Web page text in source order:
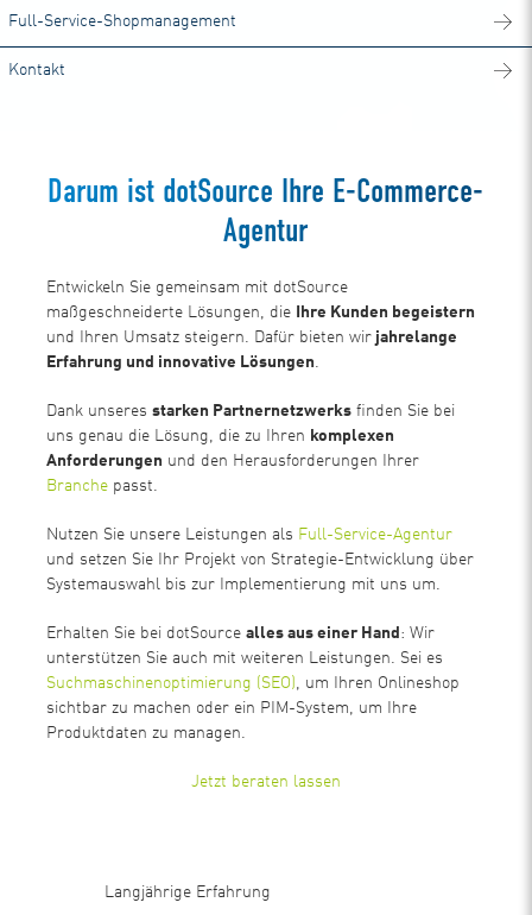
Kontakt
Full-Service-Shopmanagement
Darum ist dotSource Ihre E-Commerce-
Agentur
Entwickeln Sie gemeinsam mit dotSource
maßgeschneiderte Lösungen, die
Ihre Kunden begeistern
und Ihren Umsatz steigern. Dafür bieten wir jahrelange
Erfahrung und innovative Lösungen.
Dank unseresstarken Partnernetzwerks finden Sie bei
uns genau die Lösung, die zu Ihren komplexen
Anforderungen und den Herausforderungen Ihrer
Branche passt.
Nutzen Sie unsere Leistungen als Full-Service-Agentur
und setzen Sie Ihr Projekt von Strategie-Entwicklung über
Systemauswahl bis zur Implementierung mit uns um.
Erhalten Sie bei dotSourcealles aus einer Hand : Wir
unterstützen Sie auch mit weiteren Leistungen. Sei es
Suchmaschinenoptimierung (SEO), um Ihren Onlineshop
sichtbar zu machen oder ein PIM-System, um Ihre
Produktdaten zu managen.
Jetzt beraten lassen
Langjährige Erfahrung